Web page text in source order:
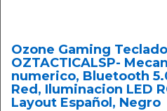
Ozone Gaming
OZTACTICALSP-
numerico, Bluetooth
Red, Iluminacion LED
Layout Español, Negro